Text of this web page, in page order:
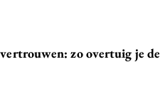
zo overtuig je de